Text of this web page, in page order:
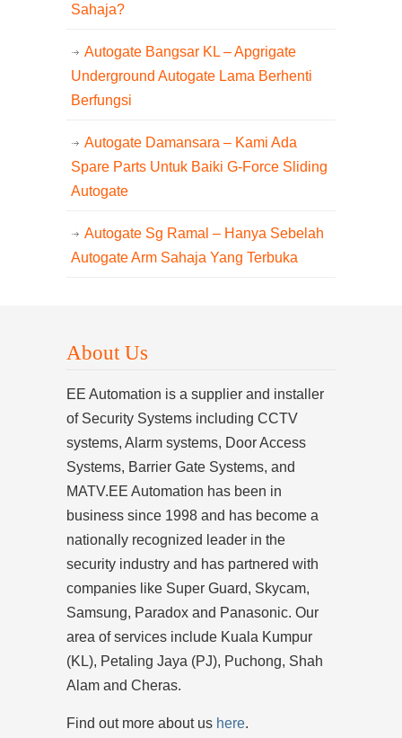
Sahaja?
Autogate Bangsar KL – Apgrigate
Underground Autogate Lama Berhenti
Berfungsi
Autogate Damansara – Kami Ada
Spare Parts Untuk Baiki G-Force Sliding
Autogate
Autogate Sg Ramal – Hanya Sebelah
Autogate Arm Sahaja Yang Terbuka
About Us
EE Automation is a supplier and installer
of Security Systems including CCTV
systems, Alarm systems, Door Access
Systems, Barrier Gate Systems, and
MATV.EE Automation has been in
business since 1998 and has become a
nationally recognized leader in the
security industry and has partnered with
companies like Super Guard, Skycam,
Samsung, Paradox and Panasonic. Our
area of services include Kuala Kumpur
(KL), Petaling Jaya (PJ), Puchong, Shah
Alam and Cheras.
Find out more about us here.